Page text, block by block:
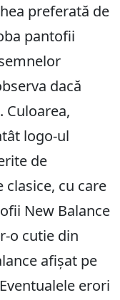
preferată de
pantofii
dacă
Culoarea,
logo-ul
de
clasice, cu care
New Balance
o cutie din
afișat pe
erori